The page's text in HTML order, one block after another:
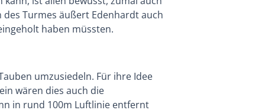
Turmes äußert Edenhardt auch
haben müssten.
umzusiedeln. Für ihre Idee
wären dies auch die
in rund 100m Luftlinie entfernt